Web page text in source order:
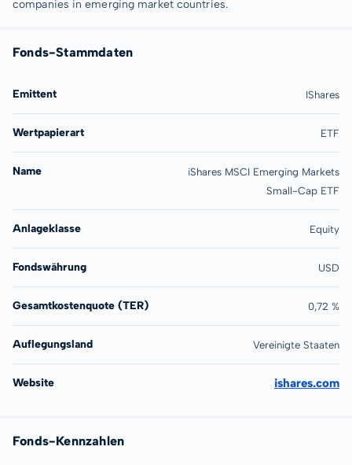
companies in emerging market countries.
Fonds-Stammdaten
Emittent IShares
Wertpapierart ETF
Name
iShares MSCI Emerging Markets
Small-Cap ETF
Anlageklasse Equity
Fondswährung USD
Gesamtkostenquote (TER) 0,72 %
Auflegungsland Vereinigte Staaten
Website ishares.com
Fonds-Kennzahlen